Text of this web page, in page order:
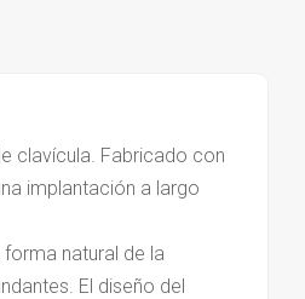
clavícula. Fabricado con
implantación a largo
natural de la
El diseño del